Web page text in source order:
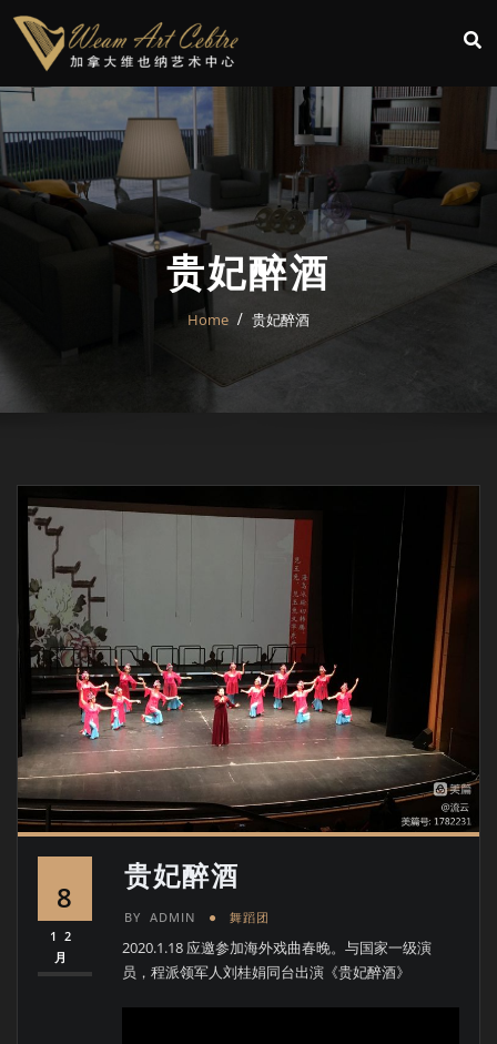
贵妃醉酒
Home 贵妃醉酒
8
12
月
贵妃醉酒
BY ADMIN 舞蹈团
2020.1.18 应邀参加海外戏曲春晚。与国家一级演
员，程派领军人刘桂娟同台出演《贵妃醉酒》